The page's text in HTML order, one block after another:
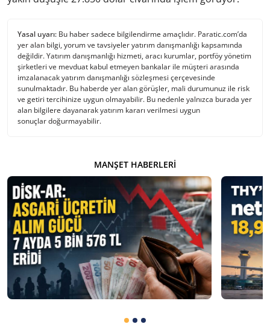
Yasal uyarı: Bu haber sadece bilgilendirme amaçlıdır. Paratic.com’da
yer alan bilgi, yorum ve tavsiyeler yatırım danışmanlığı kapsamında
değildir. Yatırım danışmanlığı hizmeti, aracı kurumlar, portföy yönetim
şirketleri ve mevduat kabul etmeyen bankalar ile müşteri arasında
imzalanacak yatırım danışmanlığı sözleşmesi çerçevesinde
sunulmaktadır. Bu haberde yer alan görüşler, mali durumunuz ile risk
ve getiri tercihinize uygun olmayabilir. Bu nedenle yalnızca burada yer
alan bilgilere dayanarak yatırım kararı verilmesi uygun
sonuçlar doğurmayabilir.
MANŞET HABERLERI